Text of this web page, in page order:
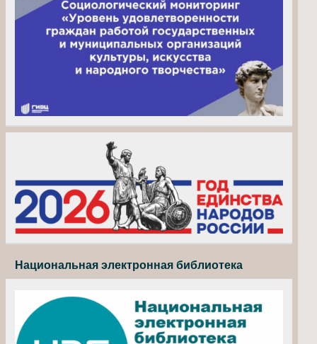
Национальная электронная библиотека